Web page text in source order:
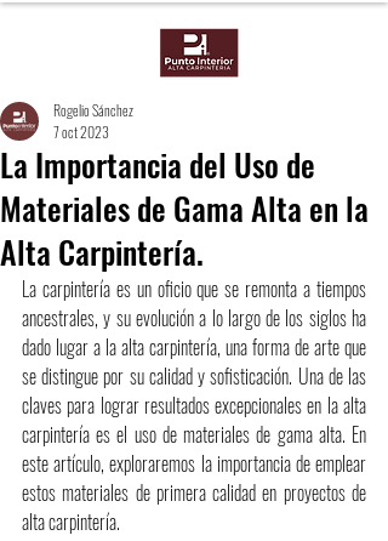
La Importancia del Uso de
Materiales de Gama Alta en la
Alta Carpintería.
Rogelio Sánchez
7 oct 2023
La carpintería es un oficio que se remonta a tiempos
ancestrales, y su evolución a lo largo de los siglos ha
dado lugar a la alta carpintería, una forma de arte que
se distingue por su calidad y sofisticación. Una de las
claves para lograr resultados excepcionales en la alta
carpintería es el uso de materiales de gama alta. En
este artículo, exploraremos la importancia de emplear
estos materiales de primera calidad en proyectos de
alta carpintería.